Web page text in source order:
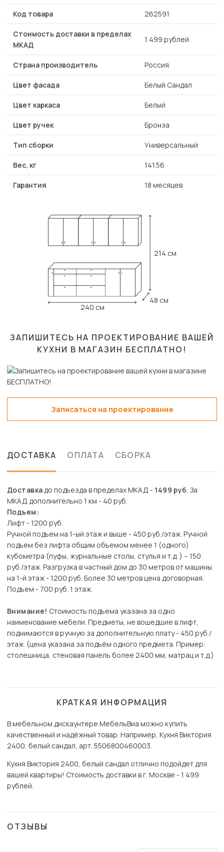
Код товара 262591
Стоимость доставки в пределах
МКАД
1 499 рублей
Страна производитель Россия
Цвет фасада Белый Сандал
Цвет каркаса Белый
Цвет ручек Бронза
Тип сборки Универсальный
Вес, кг 141.56
Гарантия 18 месяцев
240 см
214 см
48 см
ЗАПИШИТЕСЬ НА ПРОЕКТИРОВАНИЕ ВАШЕЙ
КУХНИ В МАГАЗИН БЕСПЛАТНО!
Записаться на проектирование
ДОСТАВКА ОПЛАТА СБОРКА
Доставкадо подъезда в пределах МКАД - 1499 руб. За
МКАД дополнительно 1 км - 40 руб.
Подъем:
Лифт - 1200 руб.
Ручной подъем на 1-ый этаж и выше - 450 руб./этаж. Ручной
подъем без лифта общим объемом менее 1 (одного)
кубометра (пуфы, журнальные столы, стулья и т.д. ) – 150
руб./этаж. Разгрузка в частный дом до 30 метров от машины
на 1-й этаж - 1200 руб. Более 30 метров цена договорная.
Подъем - 700 руб. 1 этаж.
Внимание! Стоимость подъема указана за одно
наименование мебели. Предметы, не вошедшие в лифт,
поднимаются в ручную за дополнительную плату - 450 руб./
этаж. (цена указана за подъём одного предмета. Пример:
столешница, стеновая панель более 2400 мм, матрац и т.д.)
КРАТКАЯ ИНФОРМАЦИЯ
В мебельном дискаунтере МебельВиа можно купить
качественный и надёжный товар. Например, Кухня Виктория
2400, белый сандал, арт. 5506800460003.
Кухня Виктория 2400, белый сандал отлично подойдет для
вашей квартиры! Стоимость доставки в г. Москве - 1 499
рублей.
ОТЗЫВЫ